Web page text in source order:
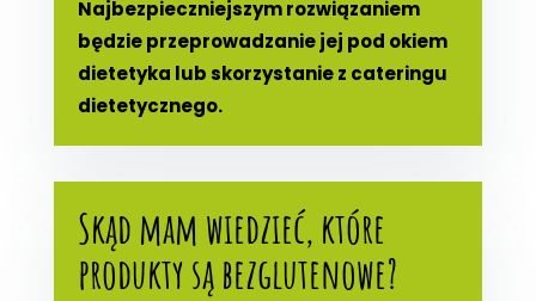
Najbezpieczniejszym rozwiązaniem
będzie przeprowadzanie jej pod okiem
dietetyka lub skorzystanie z cateringu
dietetycznego.
Skąd mam wiedzieć, które
produkty są bezglutenowe?